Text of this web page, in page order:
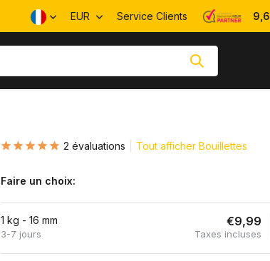
EUR Service Clients 9,6
2 évaluations Tout afficher Bouillettes
Faire un choix:
1 kg - 16 mm
3-7 jours
€9,99
Taxes incluses